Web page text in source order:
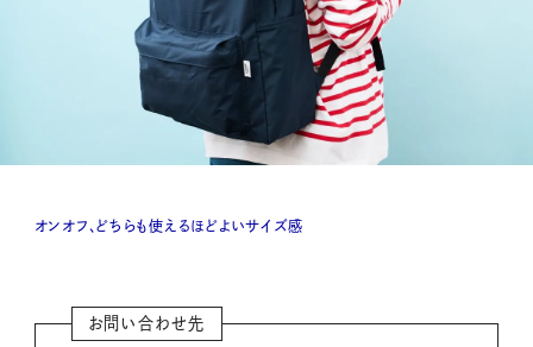
オンオフ、どちらも使えるほどよいサイズ感
お問い合わせ先